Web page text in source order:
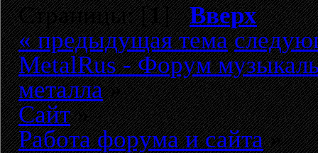
Страницы: [1]Вверх
« предыдущая тема
MetalRus - Форум
металла»
Сайт»
Работа форума и сайта»